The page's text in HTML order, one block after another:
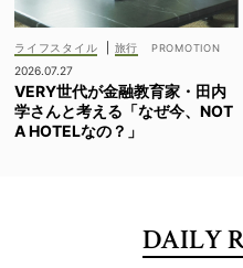
ライフスタイル
旅行
2026.07.27
VERY世代が金融教育家・田内
学さんと考える「なぜ今、NOT
A HOTELなの？」
DAILY